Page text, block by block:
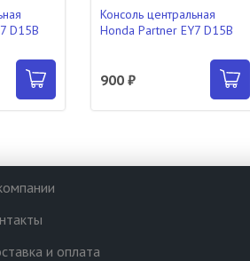
D15B
Консоль центральная
Honda Partner EY7 D15B
900 ₽
и оплата